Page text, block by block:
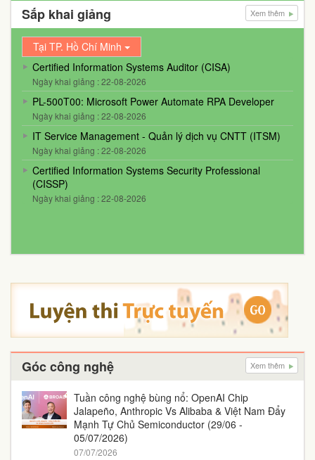
Sắp khai giảng Xem thêm
Tại TP. Hồ Chí Minh
Certified Information Systems Auditor (CISA)
Ngày khai giảng : 22-08-2026
PL-500T00: Microsoft Power Automate RPA Developer
Ngày khai giảng : 22-08-2026
IT Service Management - Quản lý dịch vụ CNTT (ITSM)
Ngày khai giảng : 22-08-2026
Certified Information Systems Security Professional
(CISSP)
Ngày khai giảng : 22-08-2026
Góc công nghệ Xem thêm
Tuần công nghệ bùng nổ: OpenAI Chip
Jalapeño, Anthropic Vs Alibaba & Việt Nam Đẩy
Mạnh Tự Chủ Semiconductor (29/06 -
05/07/2026)
07/07/2026